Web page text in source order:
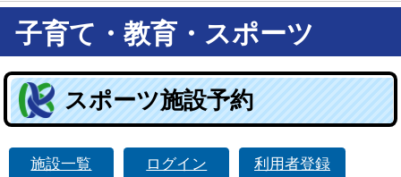
子育て・教育・スポーツ
スポーツ施設予約
施設一覧 ログイン 利用者登録